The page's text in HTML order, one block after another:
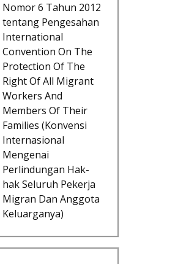
Nomor 6 Tahun 2012
tentang Pengesahan
International
Convention On The
Protection Of The
Right Of All Migrant
Workers And
Members Of Their
Families (Konvensi
Internasional
Mengenai
Perlindungan Hak-
hak Seluruh Pekerja
Migran Dan Anggota
Keluarganya)